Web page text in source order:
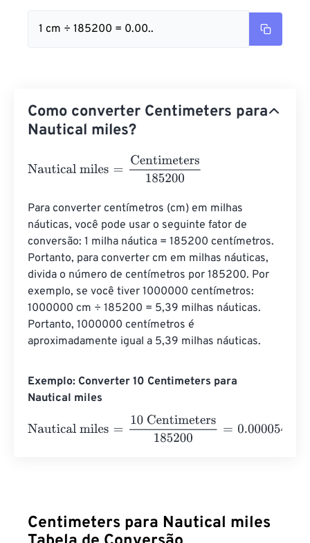
1 cm ÷ 185200 = 0.00..
Como converter Centimeters para
Nautical miles?
Nautical miles Centimeters185200
Para converter centímetros (cm) em milhas
náuticas, você pode usar o seguinte fator de
conversão: 1 milha náutica = 185200 centímetros.
Portanto, para converter cm em milhas náuticas,
divida o número de centímetros por 185200. Por
exemplo, se você tiver 1000000 centímetros:
1000000 cm ÷ 185200 = 5,39 milhas náuticas.
Portanto, 1000000 centímetros é
aproximadamente igual a 5,39 milhas náuticas.
Exemplo: Converter 10 Centimeters para
Nautical miles
Nautical miles
10 Centimeters185200 0.000054
Centimeters para Nautical miles